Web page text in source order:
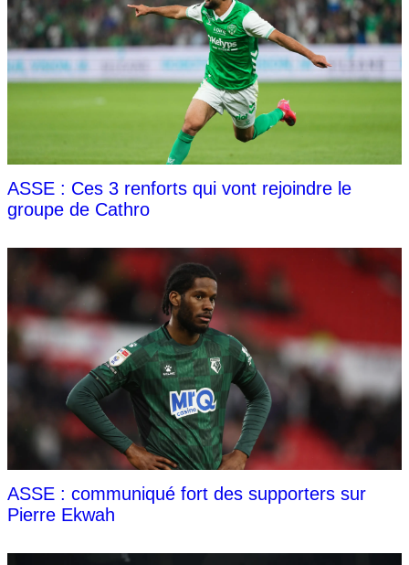
ASSE : Ces 3 renforts qui vont rejoindre le
groupe de Cathro
ASSE : communiqué fort des supporters sur
Pierre Ekwah